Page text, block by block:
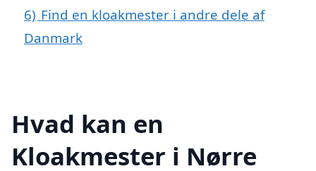
6) Find en kloakmester i andre dele af
Danmark
Hvad kan en
Kloakmester i Nørre